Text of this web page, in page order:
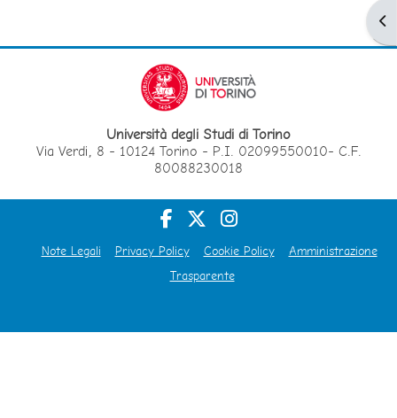
Università degli Studi di Torino
Via Verdi, 8 - 10124 Torino - P.I. 02099550010- C.F.
80088230018
Note Legali Privacy Policy Cookie Policy
Amministrazione
Trasparente